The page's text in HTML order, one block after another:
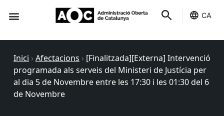
CA
Inici › Afectacions › [Finalitzada][Externa] Intervenció
programada als serveis del Ministeri de Justícia per
al dia 5 de Novembre entre les 17:30 i les 01:30 del 6
de Novembre